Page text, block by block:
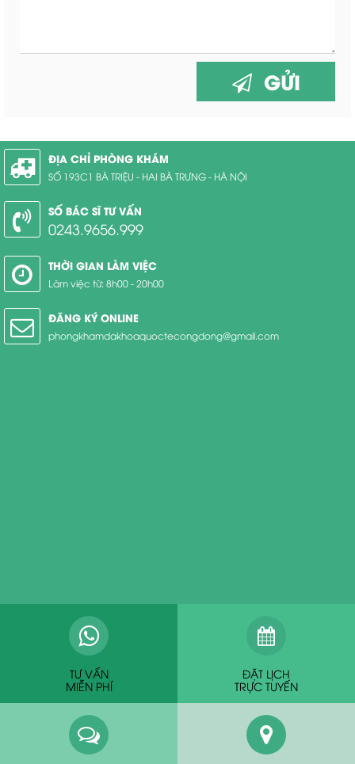
GỬI
ĐỊA CHỈ PHÒNG KHÁM
SỐ 193C1 BÀ TRIỆU - HAI BÀ TRƯNG - HÀ NỘI
SỐ BÁC SĨ TƯ VẤN
0243.9656.999
THỜI GIAN LÀM VIỆC
Làm việc từ: 8h00 - 20h00
ĐĂNG KÝ ONLINE
phongkhamdakhoaquoctecongdong@gmail.com
TƯ VẤN
MIỄN PHÍ
ĐẶT LỊCH
TRỰC TUYẾN